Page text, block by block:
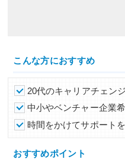
こんな方におすすめ
20代のキャリアチェン
中小やベンチャー企業
時間をかけてサポート
おすすめポイント